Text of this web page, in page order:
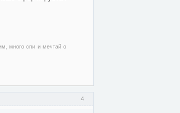
много спи и мечтай о
4